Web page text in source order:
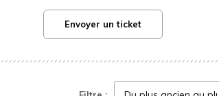
Envoyer un ticket